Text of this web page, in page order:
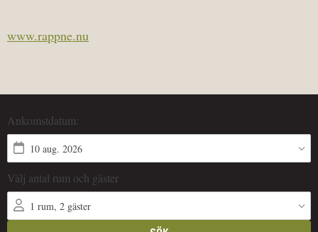
www.rappne.nu